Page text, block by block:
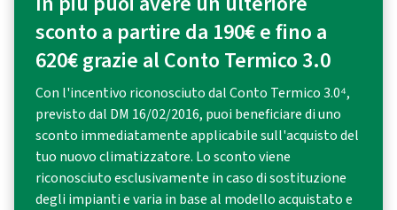
sconto a partire da 190€ e fino a
620€ grazie al Conto Termico 3.0
Con l'incentivo riconosciuto dal Conto Termico 3.0⁴,
previsto dal DM 16/02/2016, puoi beneficiare di uno
sconto immediatamente applicabile sull'acquisto del
tuo nuovo climatizzatore. Lo sconto viene
riconosciuto esclusivamente in caso di sostituzione
degli impianti e varia in base al modello acquistato e